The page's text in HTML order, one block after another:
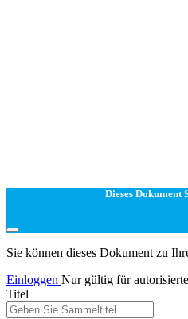
Dieses Dokument
Sie können dieses Dokument zu
Einloggen Nur gültig für
Titel